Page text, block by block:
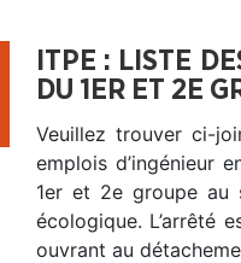
ITPE : LISTE
DU 1ER ET 2E
Veuillez trouver ci-
emplois d’ingénieur
1er et 2e groupe au
écologique.
ouvrant au